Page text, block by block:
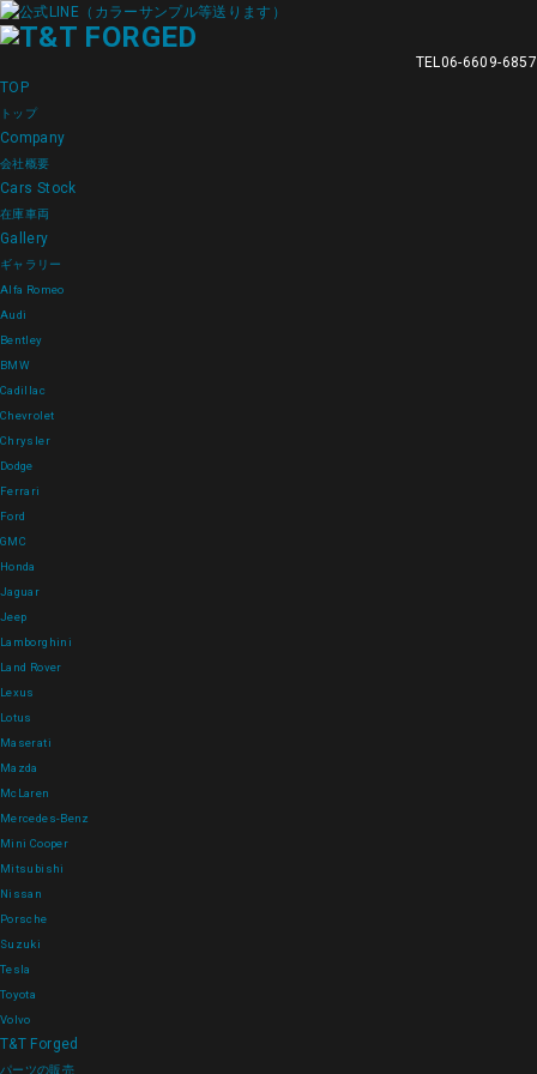
TEL06-6609-6857
TOP
トップ
Company
会社概要
Cars Stock
在庫車両
Gallery
ギャラリー
Alfa Romeo
Audi
Bentley
BMW
Cadillac
Chevrolet
Chrysler
Dodge
Ferrari
Ford
GMC
Honda
Jaguar
Jeep
Lamborghini
Land Rover
Lexus
Lotus
Maserati
Mazda
McLaren
Mercedes-Benz
Mini Cooper
Mitsubishi
Nissan
Porsche
Suzuki
Tesla
Toyota
Volvo
T&T Forged
パーツの販売